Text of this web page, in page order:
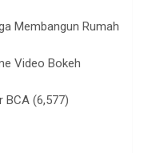
Membangun Rumah
Video Bokeh
BCA (6,577)